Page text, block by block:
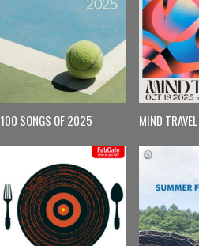
100 SONGS OF 2025 MIND TRAVEL